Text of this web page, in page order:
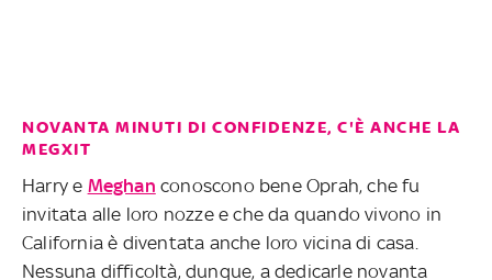
NOVANTA MINUTI DI CONFIDENZE, C'È ANCHE LA
MEGXIT
Harry e Meghan conoscono bene Oprah, che fu
invitata alle loro nozze e che da quando vivono in
California è diventata anche loro vicina di casa.
Nessuna difficoltà, dunque, a dedicarle novanta